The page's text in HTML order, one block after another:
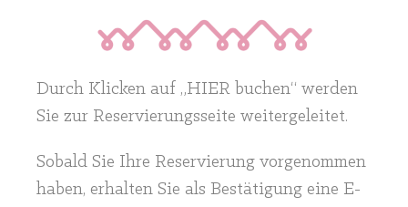
Durch Klicken auf „HIER buchen“ werden
Sie zur Reservierungsseite weitergeleitet.
Sobald Sie Ihre Reservierung vorgenommen
haben, erhalten Sie als Bestätigung eine E-